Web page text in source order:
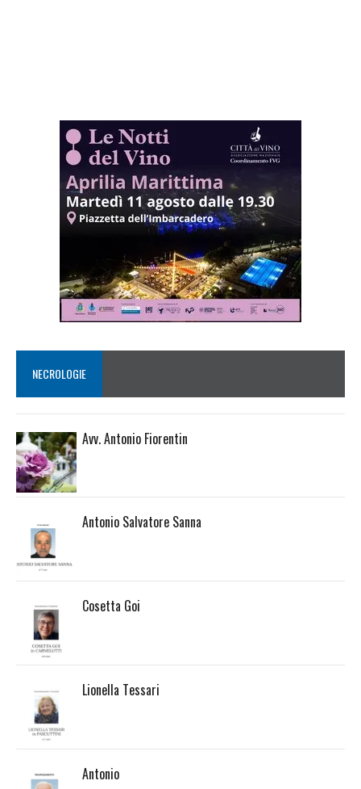
NECROLOGIE
Avv. Antonio Fiorentin
Antonio Salvatore Sanna
Cosetta Goi
Lionella Tessari
Antonio